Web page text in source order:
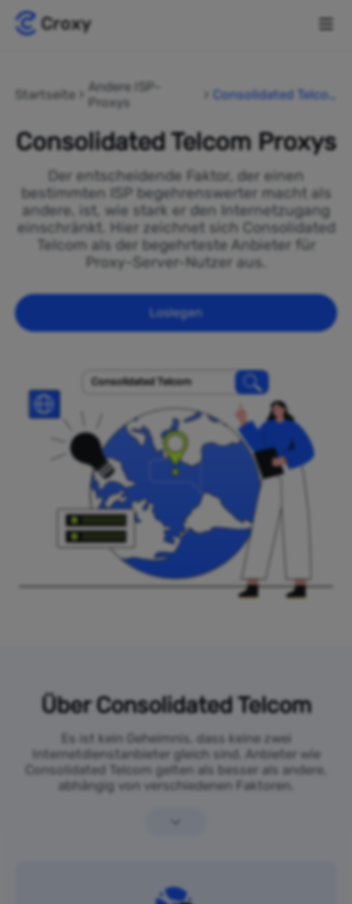
Startseite
Andere ISP-
Proxys
Consolidated Telco
Consolidated Telcom Proxys
Der entscheidende Faktor, der einen
bestimmten ISP begehrenswerter macht als
andere, ist, wie stark er den Internetzugang
einschränkt. Hier zeichnet sich Consolidated
Telcom als der begehrteste Anbieter für
Proxy-Server-Nutzer aus.
Loslegen
Consolidated Telcom
Über Consolidated Telcom
Es ist kein Geheimnis, dass keine zwei
Internetdienstanbieter gleich sind. Anbieter wie
Consolidated Telcom gelten als besser als andere,
abhängig von verschiedenen Faktoren.